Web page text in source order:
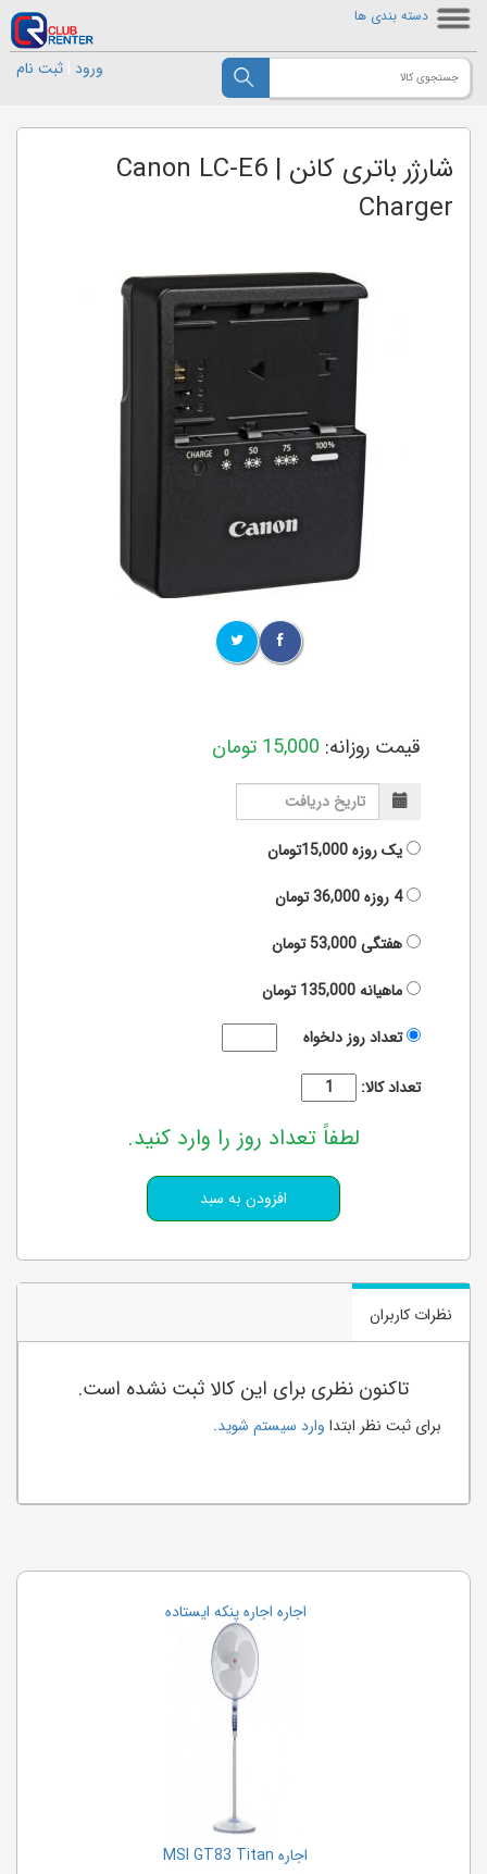
دسته بندی ها
ورود ثبت نام
شارژر باتری کانن | Canon LC-E6
Charger
قیمت روزانه: 15,000 تومان
یک روزه15,000تومان
4 روزه
36,000تومان
هفتگی53,000تومان
ماهیانه135,000تومان
تعداد روز دلخواه
تعداد کالا:
لطفاً تعداد روز را وارد کنید.
نظرات کاربران
تاکنون نظری برای این کالا ثبت نشده است.
برای ثبت نظر ابتدا وارد سیستم شوید.
اجاره اجاره پنکه ایستاده
اجاره MSI GT83 Titan